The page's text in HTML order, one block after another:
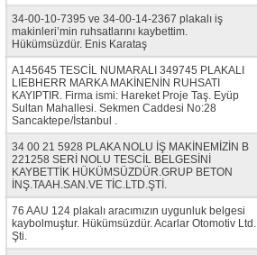
34-00-10-7395 ve 34-00-14-2367 plakalı iş
makinleri’min ruhsatlarını kaybettim.
Hükümsüzdür. Enis Karataş
A145645 TESCİL NUMARALI 349745 PLAKALI
LIEBHERR MARKA MAKİNENİN RUHSATI
KAYIPTIR. Firma ismi: Hareket Proje Taş. Eyüp
Sultan Mahallesi. Sekmen Caddesi No:28
Sancaktepe/İstanbul .
34 00 21 5928 PLAKA NOLU İŞ MAKİNEMİZİN B
221258 SERİ NOLU TESCİL BELGESİNİ
KAYBETTİK HÜKÜMSÜZDÜR.GRUP BETON
İNŞ.TAAH.SAN.VE TİC.LTD.ŞTİ.
76 AAU 124 plakalı aracımızın uygunluk belgesi
kaybolmuştur. Hükümsüzdür. Acarlar Otomotiv Ltd.
Şti.